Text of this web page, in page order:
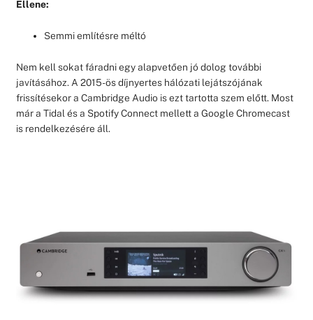
Ellene:
Semmi említésre méltó
Nem kell sokat fáradni egy alapvetően jó dolog további
javításához. A 2015-ös díjnyertes hálózati lejátszójának
frissítésekor a Cambridge Audio is ezt tartotta szem előtt. Most
már a Tidal és a Spotify Connect mellett a Google Chromecast
is rendelkezésére áll.